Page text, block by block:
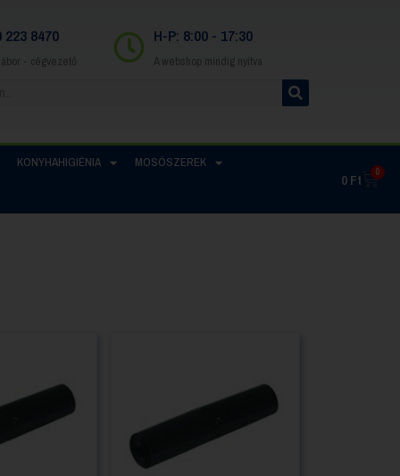
223 8470
- cégvezető
H-P: 8:00 - 17:30
A webshop mindig nyitva
KONYHAHIGIÉNIA MOSÓSZEREK
0Ft 0